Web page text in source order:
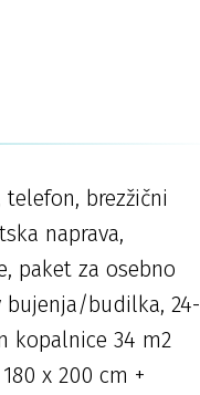
telefon, brezžični
naprava,
paket za osebno
bujenja/budilka, 24-
kopalnice 34 m2
x 200 cm +